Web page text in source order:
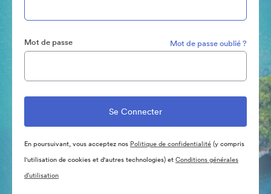
Mot de passe Mot de passe oublié ?
En poursuivant, vous acceptez nos Politique de confidentialité(y compris
l'utilisation de cookies et d'autres technologies) etConditions générales
d’utilisation